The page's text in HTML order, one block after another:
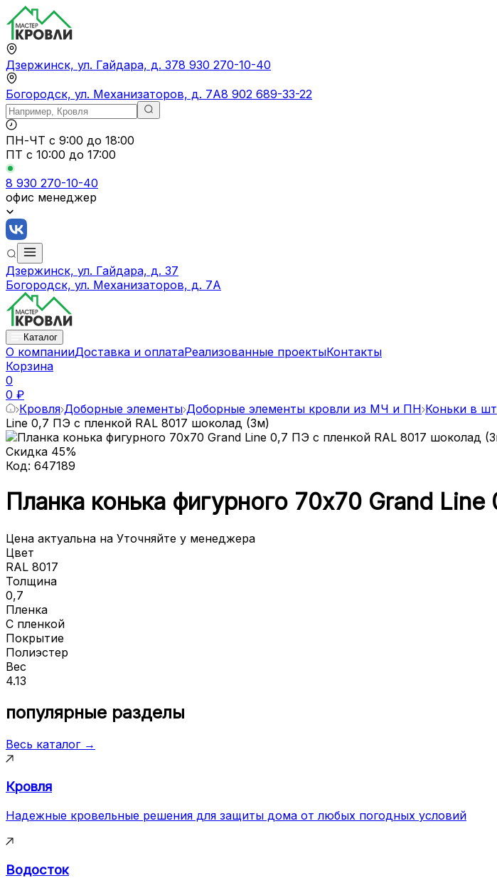
Дзержинск, ул. Гайдара, д. 378 930 270-10-40
Богородск, ул. Механизаторов, д. 7А8 902 689-33-22
ПН-ЧТ с 9:00 до 18:00
ПТ с 10:00 до 17:00
8 930 270-10-40
офис менеджер
Дзержинск, ул. Гайдара, д. 37
Богородск, ул. Механизаторов, д. 7А
Каталог
О компанииДоставка и оплатаРеализованные проектыКонтакты
Корзина
0
0 ₽
Кровля Доборные элементы Доборные элементы кровли из МЧ и ПН Коньки в шт
Line 0,7 ПЭ с пленкой RAL 8017 шоколад (3м)
Скидка 45%
Код: 647189
Планка конька фигурного 70х70 Grand
Цена актуальна на Уточняйте у менеджера
Цвет
RAL 8017
Толщина
0,7
Пленка
С пленкой
Покрытие
Полиэстер
Вес
4.13
популярные разделы
Весь каталог →
Кровля
Надежные кровельные решения для защиты дома от любых погодных условий
Водосток